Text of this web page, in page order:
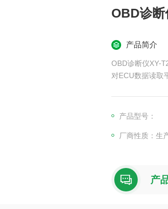
OBD诊
产品简介
OBD诊断仪XY-
对ECU数据读取
产品型号：
厂商性质：生
产